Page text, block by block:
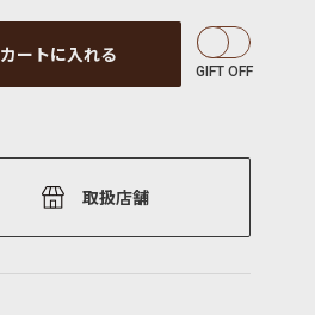
カートに入れる
取扱店舗